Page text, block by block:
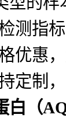
测指
优惠
定制
白（